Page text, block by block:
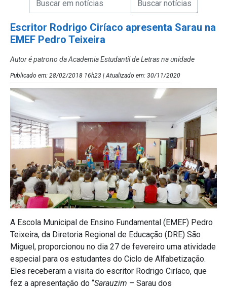
Escritor Rodrigo Ciríaco apresenta Sarau na
EMEF Pedro Teixeira
Autor é patrono da Academia Estudantil de Letras na unidade
Publicado em: 28/02/2018 16h23 | Atualizado em: 30/11/2020
A Escola Municipal de Ensino Fundamental (EMEF) Pedro
Teixeira, da Diretoria Regional de Educação (DRE) São
Miguel, proporcionou no dia 27 de fevereiro uma atividade
especial para os estudantes do Ciclo de Alfabetização.
Eles receberam a visita do escritor Rodrigo Ciríaco, que
fez a apresentação do “Sarauzim – Sarau dos